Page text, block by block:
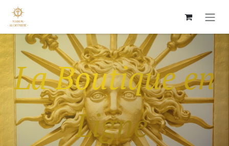
Skip to Content
La Boutique en
Ligne